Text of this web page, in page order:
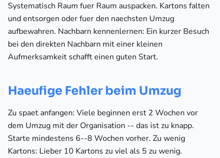
Systematisch Raum fuer Raum auspacken. Kartons falten
und entsorgen oder fuer den naechsten Umzug
aufbewahren. Nachbarn kennenlernen: Ein kurzer Besuch
bei den direkten Nachbarn mit einer kleinen
Aufmerksamkeit schafft einen guten Start.
Haeufige Fehler beim Umzug
Zu spaet anfangen: Viele beginnen erst 2 Wochen vor
dem Umzug mit der Organisation -- das ist zu knapp.
Starte mindestens 6--8 Wochen vorher. Zu wenig
Kartons: Lieber 10 Kartons zu viel als 5 zu wenig.